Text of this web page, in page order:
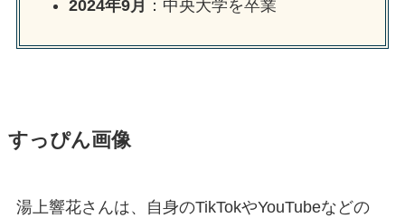
2024年9月
：中央大学を卒業
すっぴん画像
湯上響花さんは、自身のTikTokやYouTubeなどの